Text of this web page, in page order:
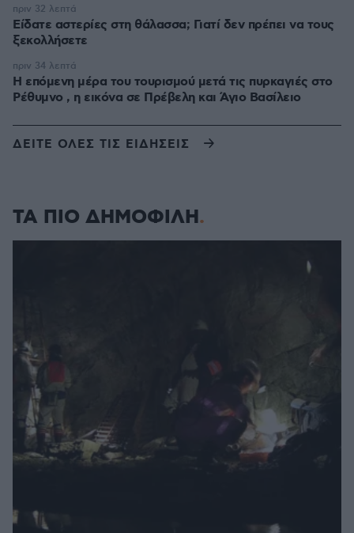
Είδατε αστερίες στη θάλασσα; Γιατί δεν πρέπει να τους
ξεκολλήσετε
πριν 32 λεπτά
Η επόμενη μέρα του τουρισμού μετά τις πυρκαγιές στο
Ρέθυμνο , η εικόνα σε Πρέβελη και Άγιο Βασίλειο
πριν 34 λεπτά
ΔΕΙΤΕ ΟΛΕΣ ΤΙΣ ΕΙΔΗΣΕΙΣ
ΤΑ ΠΙΟ ΔΗΜΟΦΙΛΗ